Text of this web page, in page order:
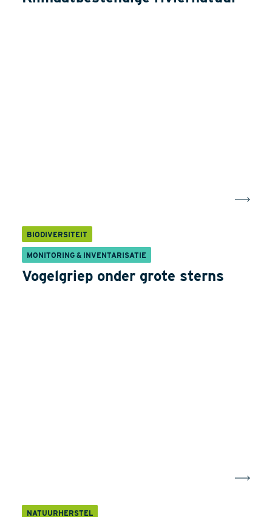
BIODIVERSITEIT
MONITORING & INVENTARISATIE
Vogelgriep onder grote sterns
NATUURHERSTEL